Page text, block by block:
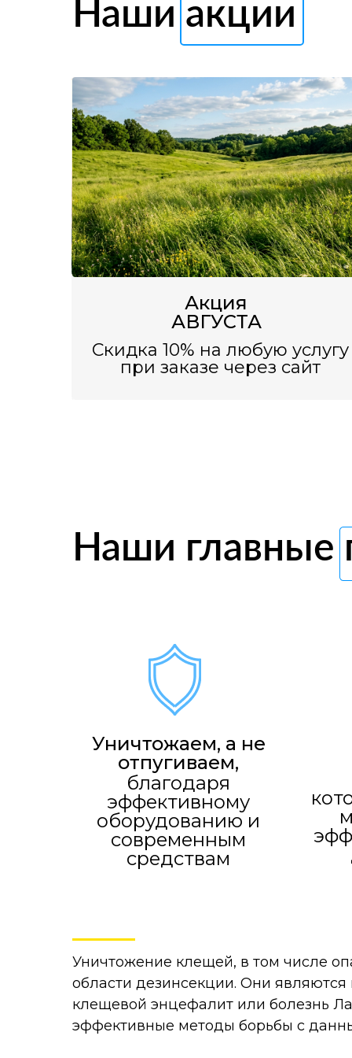
Наши акции
Скидка 10% на любую услугу
при заказе через сайт
Акция
АВГУСТА
Наши главные
Уничтожаем, а не
отпугиваем,
благодаря
эффективному
оборудованию и
современным
средствам
Уничтожение клещей, в том числе
области дезинсекции. Они
клещевой энцефалит или болезнь
эффективные методы борьбы с